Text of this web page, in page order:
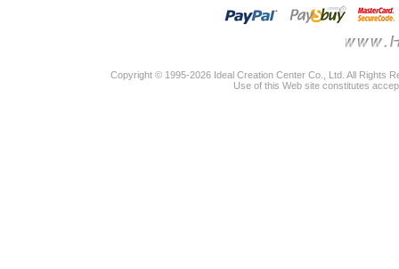
Copyright © 1995-2026 Ideal Creation Center Co., Ltd. All Rights
Use of this Web site constitutes